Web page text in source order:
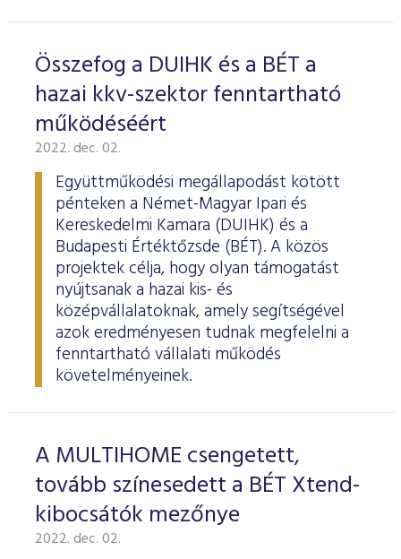
Összefog a DUIHK és a BÉT a
hazai kkv-szektor fenntartható
működéséért
2022. dec. 02.
Együttműködési megállapodást kötött
pénteken a Német-Magyar Ipari és
Kereskedelmi Kamara (DUIHK) és a
Budapesti Értéktőzsde (BÉT). A közös
projektek célja, hogy olyan támogatást
nyújtsanak a hazai kis- és
középvállalatoknak, amely segítségével
azok eredményesen tudnak megfelelni a
fenntartható vállalati működés
követelményeinek.
A MULTIHOME csengetett,
tovább színesedett a BÉT Xtend-
kibocsátók mezőnye
2022. dec. 02.